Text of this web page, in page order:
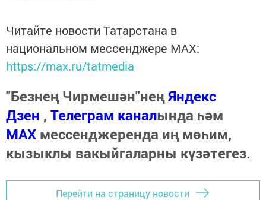
Читайте новости Татарстана в
национальном мессенджере MАХ:
https://max.ru/tatmedia
"Безнең Чирмешән"неңЯндекс
Дзен , Телеграм каналында һәм
МАХ мессенджеренда иң мөһим,
кызыклы вакыйгаларны күзәтегез.
Перейти на страницу новости